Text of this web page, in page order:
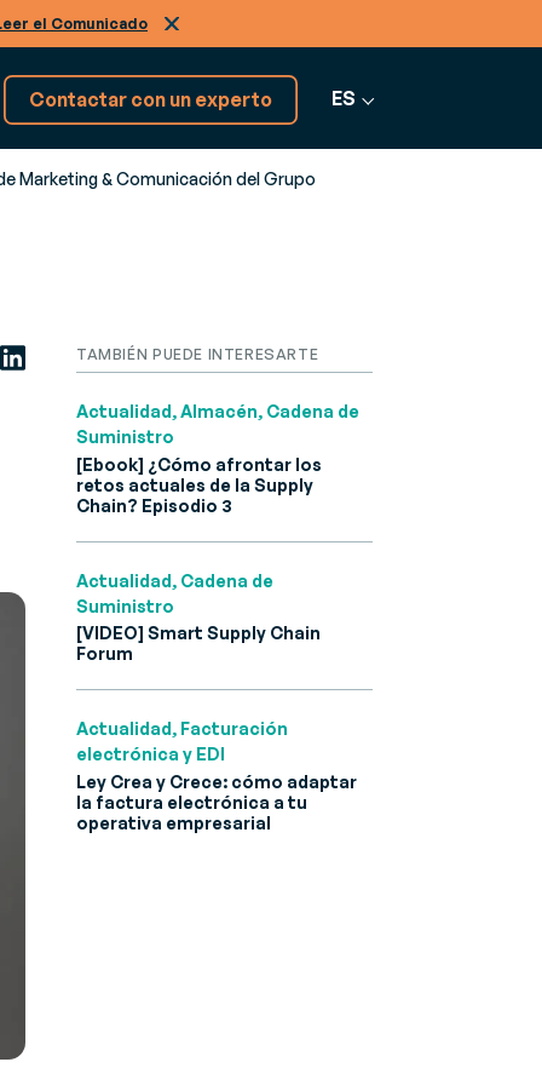
el Comunicado
Ver más software
Contactar con un experto ES
Marketing & Comunicación del Grupo
TAMBIÉN PUEDE INTERESARTE
Actualidad, Almacén, Cadena de
Suministro
[Ebook] ¿Cómo afrontar los
retos actuales de la Supply
Chain? Episodio 3
Actualidad, Cadena de
Suministro
[VIDEO] Smart Supply Chain
Forum
Actualidad, Facturación
electrónica y EDI
Ley Crea y Crece: cómo adaptar
la factura electrónica a tu
operativa empresarial